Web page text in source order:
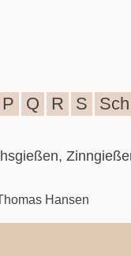
P Q R S Sch
Hansen